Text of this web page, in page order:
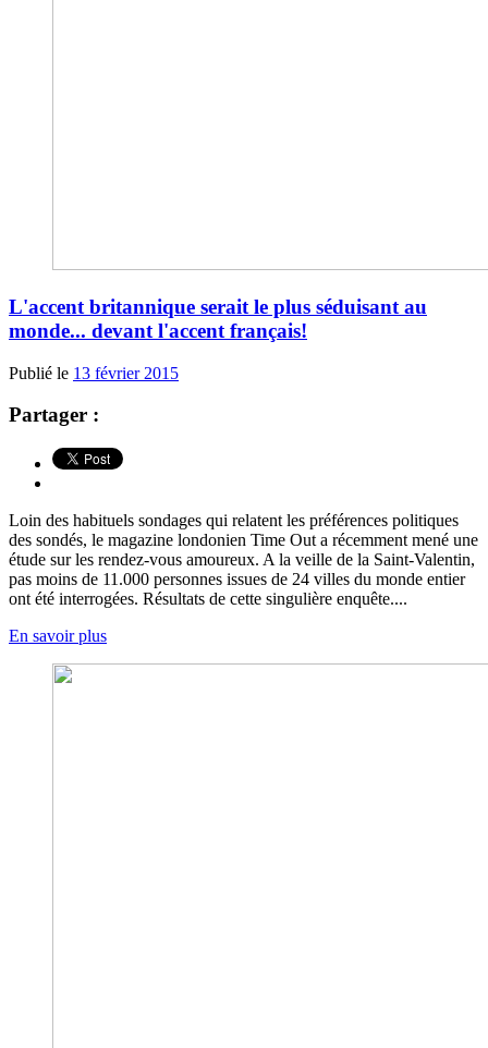
L'accent britannique serait le plus séduisant au
monde... devant l'accent français!
Publié le 13 février 2015
Partager :
Loin des habituels sondages qui relatent les préférences politiques
des sondés, le magazine londonien Time Out a récemment mené une
étude sur les rendez-vous amoureux. A la veille de la Saint-Valentin,
pas moins de 11.000 personnes issues de 24 villes du monde entier
ont été interrogées. Résultats de cette singulière enquête....
En savoir plus